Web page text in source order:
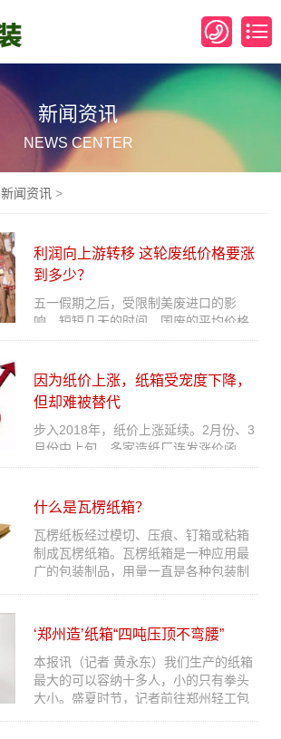
新闻资讯
NEWS CENTER
新闻资讯 >
利润向上游转移 这轮废纸价格要涨
到多少？
五一假期之后，受限制美废进口的影
响，短短几天的时间，国废的平均价格
就上涨了超过500元/吨，涨幅近20%，
去年的...
因为纸价上涨，纸箱受宠度下降，
但却难被替代
步入2018年，纸价上涨延续。2月份、3
月份中上旬，多家造纸厂连发涨价函，
宣布纸价上调。如今市场虽稍有平静，
看...
什么是瓦楞纸箱？
瓦楞纸板经过模切、压痕、钉箱或粘箱
制成瓦楞纸箱。瓦楞纸箱是一种应用最
广的包装制品，用量一直是各种包装制
‘郑州造’纸箱“四吨压顶不弯腰”
本报讯（记者 黄永东）我们生产的纸箱
最大的可以容纳十多人，小的只有拳头
大小。盛夏时节，记者前往郑州轻工包